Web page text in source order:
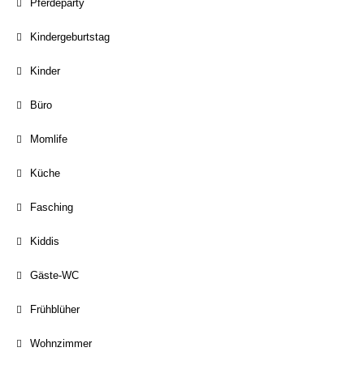
Pferdeparty
Kindergeburtstag
Kinder
Büro
Momlife
Küche
Fasching
Kiddis
Gäste-WC
Frühblüher
Wohnzimmer